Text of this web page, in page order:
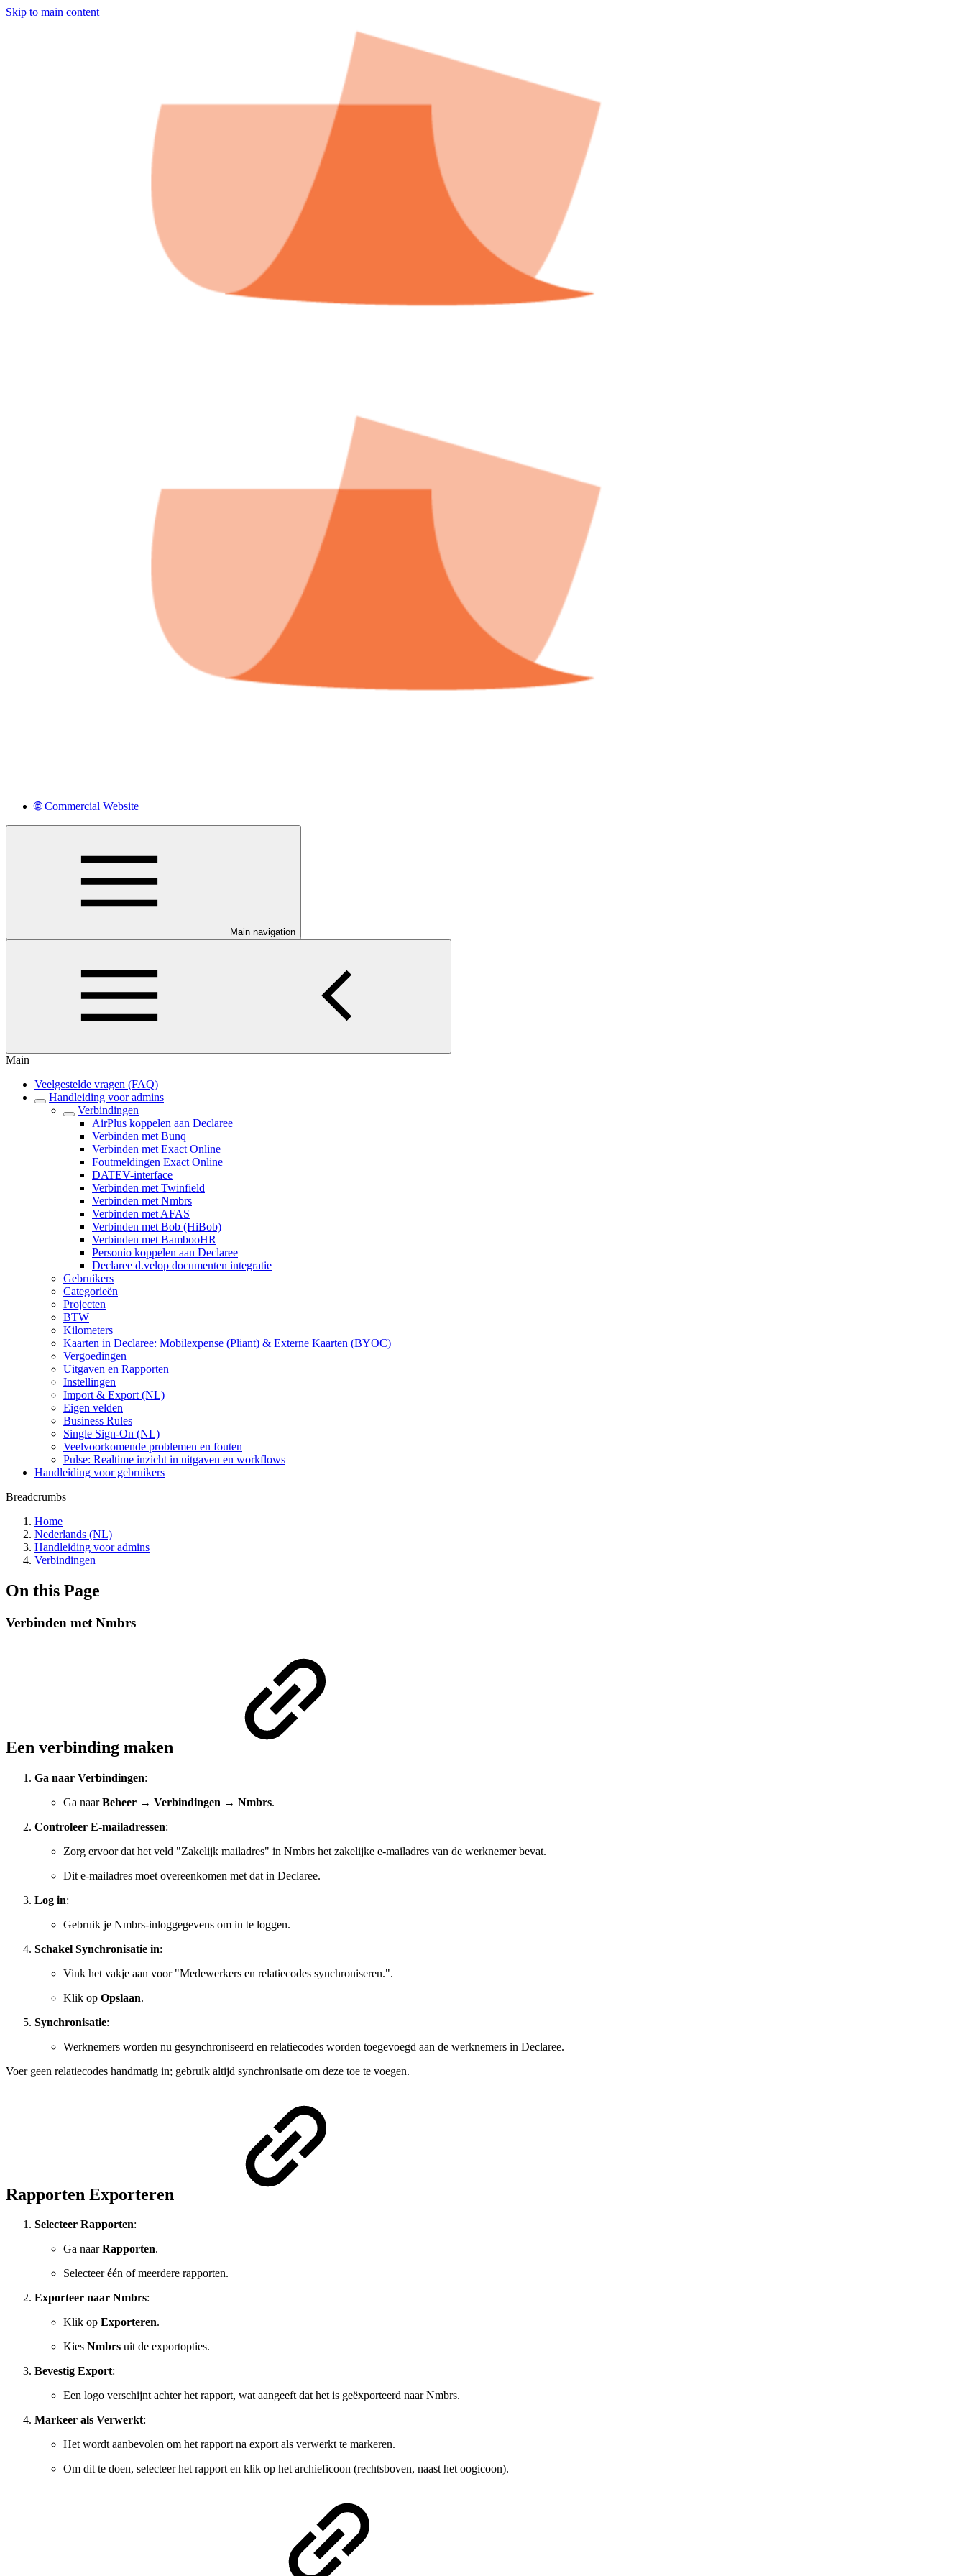
Skip to main content
🌐 Commercial Website
Main navigation
Main
Veelgestelde vragen (FAQ)
Handleiding voor admins
Verbindingen
AirPlus koppelen aan Declaree
Verbinden met Bunq
Verbinden met Exact Online
Foutmeldingen Exact Online
DATEV-interface
Verbinden met Twinfield
Verbinden met Nmbrs
Verbinden met AFAS
Verbinden met Bob (HiBob)
Verbinden met BambooHR
Personio koppelen aan Declaree
Declaree d.velop documenten integratie
Gebruikers
Categorieën
Projecten
BTW
Kilometers
Kaarten in Declaree: Mobilexpense (Pliant) & Externe Kaarten (BYOC)
Vergoedingen
Uitgaven en Rapporten
Instellingen
Import & Export (NL)
Eigen velden
Business Rules
Single Sign-On (NL)
Veelvoorkomende problemen en fouten
Pulse: Realtime inzicht in uitgaven en workflows
Handleiding voor gebruikers
Breadcrumbs
Home
Nederlands (NL)
Handleiding voor admins
Verbindingen
On this Page
Verbinden met Nmbrs
Een verbinding maken
Ga naar Verbindingen:
Ga naarBeheer → Verbindingen → Nmbrs.
Controleer E-mailadressen:
Zorg ervoor dat het veld "Zakelijk mailadres" in Nmbrs het zakelijke e-mailadres van de werknemer bevat.
Dit e-mailadres moet overeenkomen met dat in Declaree.
Log in:
Gebruik je Nmbrs-inloggegevens om in te loggen.
Schakel Synchronisatie in:
Vink het vakje aan voor "Medewerkers en relatiecodes synchroniseren.".
Klik op Opslaan.
Synchronisatie:
Werknemers worden nu gesynchroniseerd en relatiecodes worden toegevoegd aan de werknemers in Declaree.
Voer geen relatiecodes handmatig in; gebruik altijd synchronisatie om deze toe te voegen.
Rapporten Exporteren
Selecteer Rapporten:
Ga naarRapporten.
Selecteer één of meerdere rapporten.
Exporteer naar Nmbrs:
Klik op Exporteren.
Kies Nmbrs uit de exportopties.
Bevestig Export:
Een logo verschijnt achter het rapport, wat aangeeft dat het is geëxporteerd naar Nmbrs.
Markeer als Verwerkt:
Het wordt aanbevolen om het rapport na export als verwerkt te markeren.
Om dit te doen, selecteer het rapport en klik op het archieficoon (rechtsboven, naast het oogicoon).